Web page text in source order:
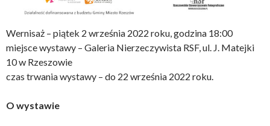
Wernisaż – piątek 2 września 2022 roku, godzina 18:00
miejsce wystawy – Galeria Nierzeczywista RSF, ul. J. Matejki
10 w Rzeszowie
czas trwania wystawy – do 22 września 2022 roku.
O wystawie